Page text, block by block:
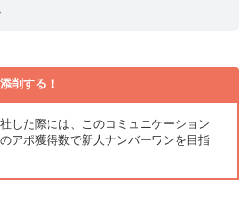
削する！
した際には、このコミュニケーション
アポ獲得数で新人ナンバーワンを目指